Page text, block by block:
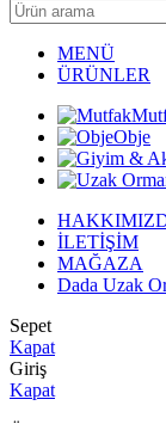
MENÜ
ÜRÜNLER
Obje
İLETİŞİM
MAĞAZA
Dada Uzak
Sepet
Kapat
Giriş
Kapat